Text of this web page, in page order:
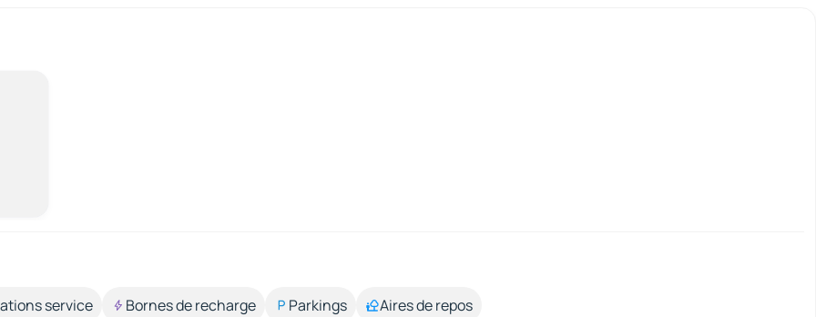
service Bornes de recharge Parkings Aires de repos